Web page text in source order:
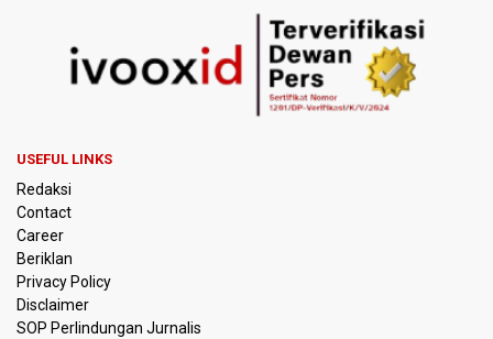
Tak Mampu Bayar Gaji ASN, Ratusan Pemda Dapat
Suntikan Dana Rp20,5 Triliun dari Pusat
DPR Pastikan Tak Ada Surpres Pergantian Kapolri
Pemerintah Tambah Penempatan Dana SAL di Himbara
OJK Wajibkan Pindar Serahkan Data Transaksi
Garuda Pertiwi dan Putri Nusantara akan Bela Indonesia
di Srikandi Merdeka Cup 2026
USEFUL LINKS
Redaksi
Contact
Career
Beriklan
Privacy Policy
Disclaimer
SOP Perlindungan Jurnalis